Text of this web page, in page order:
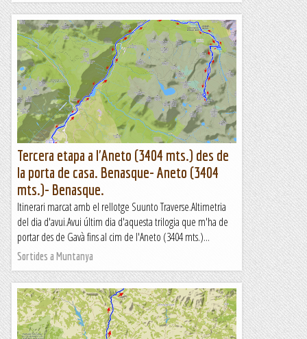
Tercera etapa a l'Aneto (3404 mts.) des de
la porta de casa. Benasque- Aneto (3404
mts.)- Benasque.
Itinerari marcat amb el rellotge Suunto Traverse.Altimetria
del dia d'avui.Avui últim dia d'aquesta trilogia que m'ha de
portar des de Gavà fins al cim de l'Aneto (3404 mts.)...
Sortides a Muntanya